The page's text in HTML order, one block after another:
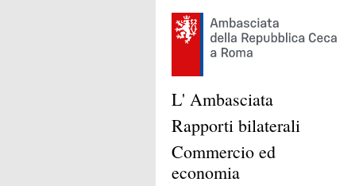
L' Ambasciata
Rapporti bilaterali
Commercio ed
economia